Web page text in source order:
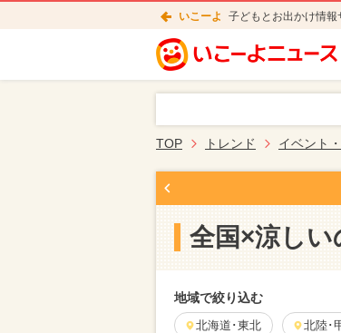
いこーよ 子どもとお出かけ情報
TOP トレンド イベント
全国×涼し
地域で絞り込む
北海道･東北 北陸･